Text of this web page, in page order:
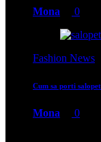
Mona 0
Fashion News
Cum sa porti
Mona 0